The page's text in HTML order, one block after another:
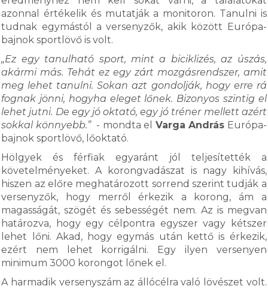
azonnal értékelik és mutatják a monitoron. Tanulni is
tudnak egymástól a versenyzők, akik között Európa-
bajnok sportlövő is volt.
„Ez egy tanulható sport, mint a biciklizés, az úszás,
akármi más. Tehát ez egy zárt mozgásrendszer, amit
meg lehet tanulni. Sokan azt gondolják, hogy erre rá
fognak jönni, hogyha eleget lőnek. Bizonyos szintig el
lehet jutni. De egy jó oktató, egy jó tréner mellett azért
sokkal könnyebb.”- mondta el Varga András Európa-
bajnok sportlövő, lőoktató.
Hölgyek és férfiak egyaránt jól teljesítették a
követelményeket. A korongvadászat is nagy kihívás,
hiszen az előre meghatározott sorrend szerint tudják a
versenyzők, hogy merről érkezik a korong, ám a
magasságát, szögét és sebességét nem. Az is megvan
határozva, hogy egy célpontra egyszer vagy kétszer
lehet lőni. Akad, hogy egymás után kettő is érkezik,
ezért nem lehet korrigálni. Egy ilyen versenyen
minimum 3000 korongot lőnek el.
A harmadik versenyszám az állócélra való lövészet volt.